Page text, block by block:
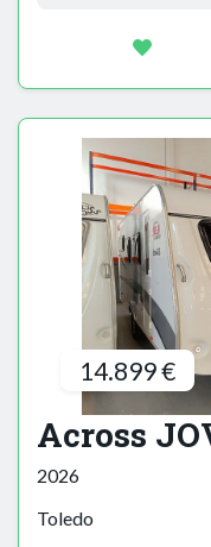
14.899 €
Across
2026
Toledo